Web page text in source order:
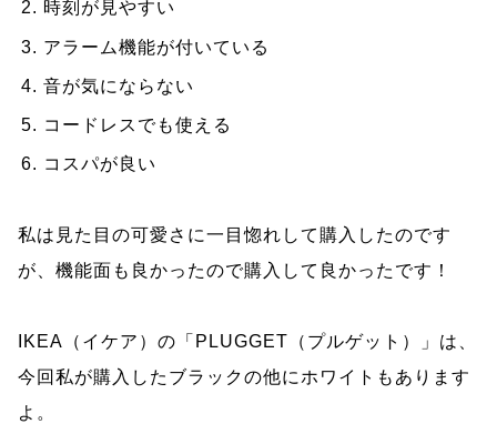
時刻が見やすい
アラーム機能が付いている
音が気にならない
コードレスでも使える
コスパが良い
私は見た目の可愛さに一目惚れして購入したのです
が、機能面も良かったので購入して良かったです！
IKEA（イケア）の「PLUGGET（プルゲット）」は、
今回私が購入したブラックの他にホワイトもあります
よ。